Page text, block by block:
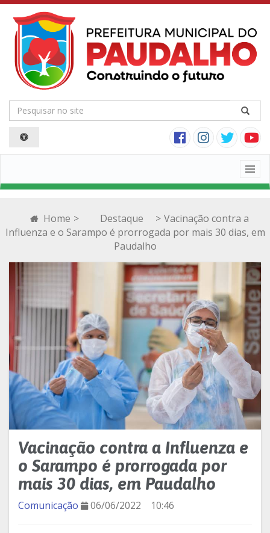
Home > Destaque > Vacinação contra a
Influenza e o Sarampo é prorrogada por mais 30 dias, em
Paudalho
Vacinação contra a Influenza e
o Sarampo é prorrogada por
mais 30 dias, em Paudalho
Comunicação 06/06/2022 10:46